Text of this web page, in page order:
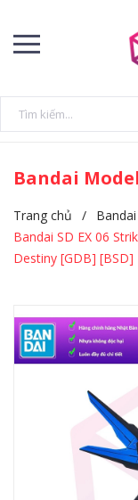
Bandai
Trang chủ /
Bandai SD EX 06
Destiny [GDB] [BSD]